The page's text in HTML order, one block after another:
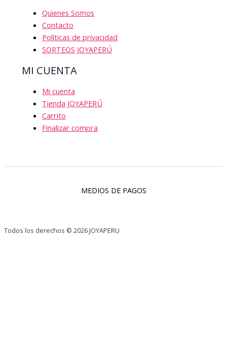
Quienes Somos
Contacto
Políticas de privacidad
SORTEOS JOYAPERÚ
MI CUENTA
Mi cuenta
Tienda JOYAPERÚ
Carrito
Finalizar compra
MEDIOS DE PAGOS
Todos los derechos © 2026 JOYAPERU